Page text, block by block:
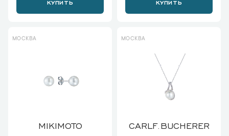
КУПИТЬ КУПИТЬ
МОСКВА
MIKIMOTO
МОСКВА
CARLF.BUCHERER